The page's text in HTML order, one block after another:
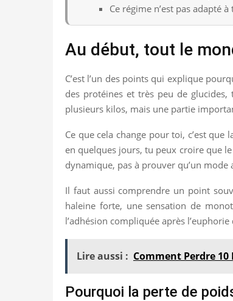
Ce régime n’est pas adapté
Au début, tout le
C’est l’un des points qui explique
des protéines et très peu de
plusieurs kilos, mais une partie
Ce que cela change pour toi, c’est
en quelques jours, tu peux croire que
dynamique, pas à prouver qu’un
Il faut aussi comprendre un point
haleine forte, une sensation de
l’adhésion compliquée après
Lire aussi : Comment Perdre
Pourquoi la perte de